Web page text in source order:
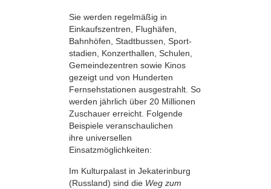
Sie werden regelmäßig in
Einkaufszentren, Flughäfen,
Bahnhöfen, Stadtbussen, Sport­
stadien, Konzerthallen, Schulen,
Gemeindezentren sowie Kinos
gezeigt und von Hunderten
Fernsehstationen ausgestrahlt. So
werden jährlich über 20 Millionen
Zuschauer erreicht. Folgende
Beispiele veranschaulichen
ihre universellen
Einsatzmöglichkeiten:
Im Kulturpalast in Jekaterinburg
(Russland) sind die Weg zum